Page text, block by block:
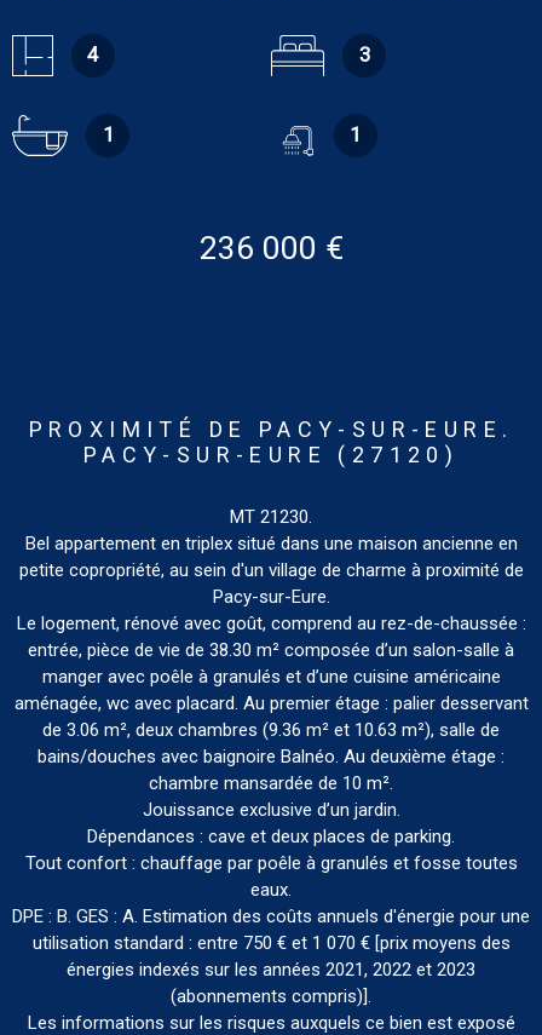
4 3
1 1
236 000 €
PROXIMITÉ DE PACY-SUR-EURE.
PACY-SUR-EURE (27120)
MT 21230.
Bel appartement en triplex situé dans une maison ancienne en
petite copropriété, au sein d'un village de charme à proximité de
Pacy-sur-Eure.
Le logement, rénové avec goût, comprend au rez-de-chaussée :
entrée, pièce de vie de 38.30 m² composée d’un salon-salle à
manger avec poêle à granulés et d’une cuisine américaine
aménagée, wc avec placard. Au premier étage : palier desservant
de 3.06 m², deux chambres (9.36 m² et 10.63 m²), salle de
bains/douches avec baignoire Balnéo. Au deuxième étage :
chambre mansardée de 10 m².
Jouissance exclusive d’un jardin.
Dépendances : cave et deux places de parking.
Tout confort : chauffage par poêle à granulés et fosse toutes
eaux.
DPE : B. GES : A. Estimation des coûts annuels d'énergie pour une
utilisation standard : entre 750 € et 1 070 € [prix moyens des
énergies indexés sur les années 2021, 2022 et 2023
(abonnements compris)].
Les informations sur les risques auxquels ce bien est exposé